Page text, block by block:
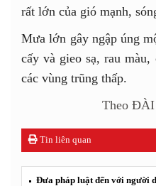
rất lớn của gió mạnh,
Mưa lớn gây ngập úng
cấy và gieo sạ, rau
các vùng trũng thấp.
Theo
Tin liên quan
Đưa pháp luật đến với người